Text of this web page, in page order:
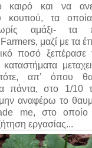
καιρό και να
κουτιού, τα
αμάξι- τα
μαζί με τα
ποσό
απ’ όπου
πάντα, στο 1/10
αναφέρω το
me, στο οποίο
εργασίας...